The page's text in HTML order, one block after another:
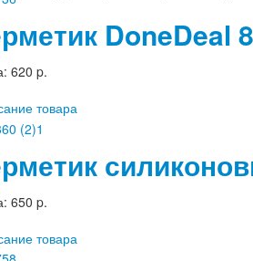
DoneDeal
620 p.
товара
650 p.
товара